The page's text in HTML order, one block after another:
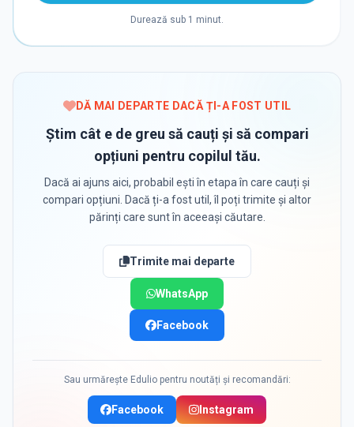
Durează sub 1 minut.
DĂ MAI DEPARTE DACĂ ȚI-A FOST UTIL
Știm cât e de greu să cauți și să compari
opțiuni pentru copilul tău.
Dacă ai ajuns aici, probabil ești în etapa în care cauți și
compari opțiuni. Dacă ți-a fost util, îl poți trimite și altor
părinți care sunt în aceeași căutare.
Trimite mai departe
WhatsApp
Facebook
Sau urmărește Edulio pentru noutăți și recomandări:
Facebook Instagram